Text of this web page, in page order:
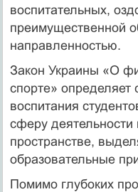
воспитательных,
преимущественной
направленностью.
Закон Украины «О
спорте» определяет
воспитания
сферу деятельности
пространстве,
образовательные
Помимо глубоких